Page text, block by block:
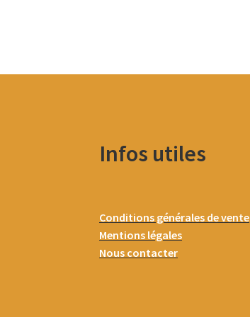
Infos utiles
Conditions générales de vente
Mentions légales
Nous contacter